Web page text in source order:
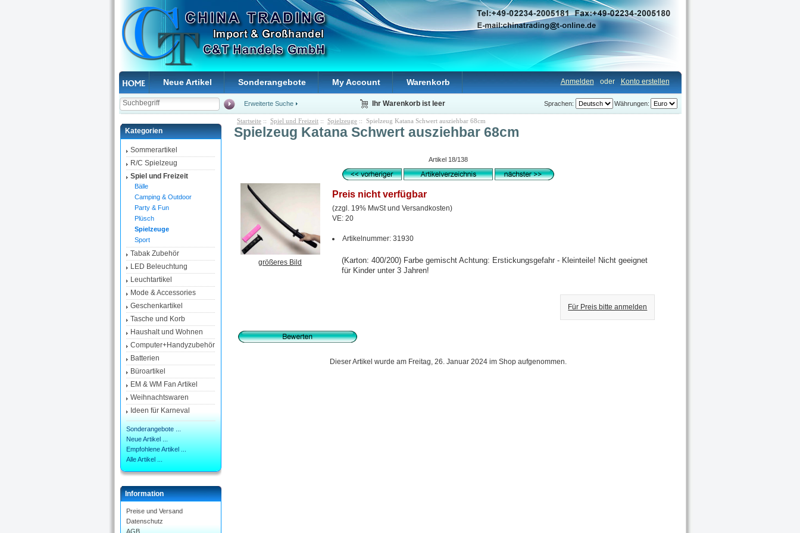
Neue Artikel Sonderangebote My Account Warenkorb Anmelden oder Konto erstellen
Erweiterte Suche Ihr Warenkorb ist leer Währungen:
Sprachen:
Kategorien
Sommerartikel
R/C Spielzeug
Spiel und Freizeit
Bälle
Camping & Outdoor
Party & Fun
Plüsch
Spielzeuge
Sport
Tabak Zubehör
LED Beleuchtung
Leuchtartikel
Mode & Accessories
Geschenkartikel
Tasche und Korb
Haushalt und Wohnen
Computer+Handyzubehör
Batterien
Büroartikel
EM & WM Fan Artikel
Weihnachtswaren
Ideen für Karneval
Sonderangebote ...
Neue Artikel ...
Empfohlene Artikel ...
Alle Artikel ...
Information
Preise und Versand
Datenschutz
AGB
Startseite :: Spiel und Freizeit :: Spielzeuge :: Spielzeug Katana Schwert ausziehbar 68cm
Spielzeug Katana Schwert ausziehbar 68cm
Artikel 18/138
größeres Bild
Preis nicht verfügbar
(zzgl. 19% MwSt und Versandkosten)
VE: 20
Artikelnummer: 31930
(Karton: 400/200) Farbe gemischt Achtung: Erstickungsgefahr - Kleinteile! Nicht geeignet
für Kinder unter 3 Jahren!
Für Preis bitte anmelden
Dieser Artikel wurde am Freitag, 26. Januar 2024 im Shop aufgenommen.